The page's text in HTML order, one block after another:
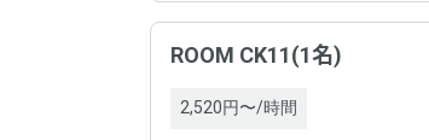
ROOM CK11(1名)
2,520円〜/時間